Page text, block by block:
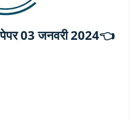
पेपर 03 जनवरी 2024👈